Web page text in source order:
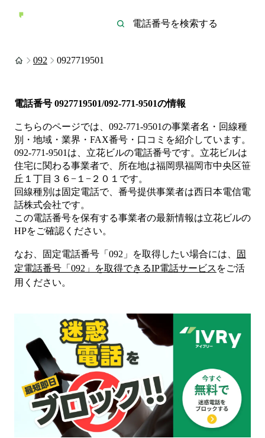
092 0927719501
電話番号 0927719501/092-771-9501の情報
こちらのページでは、 092-771-9501の事業者名・回線種
別・地域・業界・FAX番号・口コミを紹介しています。
092-771-9501 は、 立花ビルの電話番号です。 立花ビルは
住宅に関わる事業者で、所在地は福岡県福岡市中央区笹
丘１丁目３６−１−２０１ です。
回線種別は固定電話で、番号提供事業者は西日本電信電
話株式会社です。
この電話番号を保有する事業者の最新情報は立花ビルの
HPをご確認ください。
なお、固定電話番号「 092 」を取得したい場合には、
固
定電話番号「 092 」を取得できるIP電話サービス をご活
用ください。